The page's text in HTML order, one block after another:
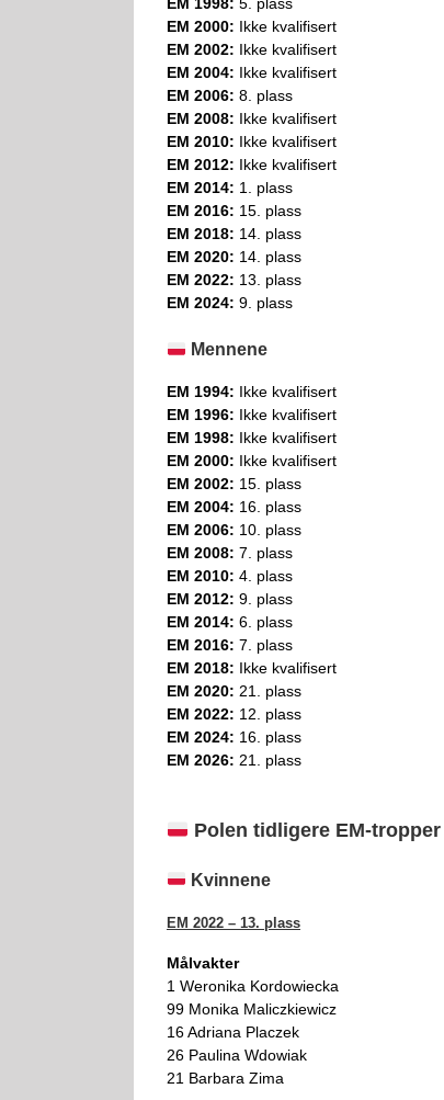
EM 2000: Ikke kvalifisert
EM 2002: Ikke kvalifisert
EM 2004: Ikke kvalifisert
EM 2006: 8. plass
EM 2008: Ikke kvalifisert
EM 2010: Ikke kvalifisert
EM 2012: Ikke kvalifisert
EM 2014: 1. plass
EM 2016: 15. plass
EM 2018: 14. plass
EM 2020: 14. plass
EM 2022: 13. plass
EM 2024: 9. plass
Mennene
EM 1994: Ikke kvalifisert
EM 1996: Ikke kvalifisert
EM 1998: Ikke kvalifisert
EM 2000: Ikke kvalifisert
EM 2002: 15. plass
EM 2004: 16. plass
EM 2006: 10. plass
EM 2008: 7. plass
EM 2010: 4. plass
EM 2012: 9. plass
EM 2014: 6. plass
EM 2016: 7. plass
EM 2018: Ikke kvalifisert
EM 2020: 21. plass
EM 2022: 12. plass
EM 2024: 16. plass
EM 2026: 21. plass
Polen tidligere EM-tropper
Kvinnene
EM 2022 – 13. plass
Målvakter
1 Weronika Kordowiecka
99 Monika Maliczkiewicz
16 Adriana Placzek
26 Paulina Wdowiak
21 Barbara Zima